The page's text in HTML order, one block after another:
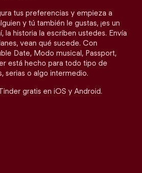
tus preferencias y empieza a
y tú también le gustas, ¡es un
la historia la escriben ustedes. Envía
vean qué sucede. Con
Date, Modo musical, Passport,
está hecho para todo tipo de
serias o algo intermedio.
gratis en iOS y Android.